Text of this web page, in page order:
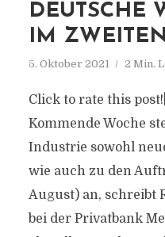
DEUTSCHE
IM
5. Oktober 2021 2 Min.
Click to rate this
Kommende Woche
Industrie sowohl
wie auch zu den
August) an, schreibt
bei der Privatbank